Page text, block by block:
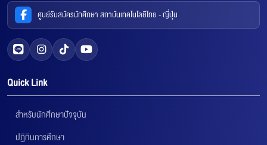
ศูนย์รับสมัครนักศึกษา สถาบันเทคโนโลยีไทย - ญี่ปุ่น
Quick Link
สำหรับนักศึกษาปัจจุบัน
ปฏิทินการศึกษา